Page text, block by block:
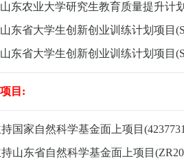
东农业大学研究生教育质量提升计
东省大学生创新创业训练计划项目
东省大学生创新创业训练计划项目
目 :
国家自然科学基金面上项目
山东省自然科学基金面上项目